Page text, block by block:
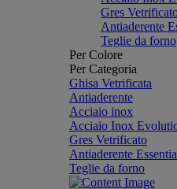
Gres
Antiaderente
Teglie da forno
Per Colore
Per Categoria
Ghisa Vetrificata
Antiaderente
Acciaio inox
Acciaio Inox
Gres Vetrificato
Antiaderente
Teglie da forno